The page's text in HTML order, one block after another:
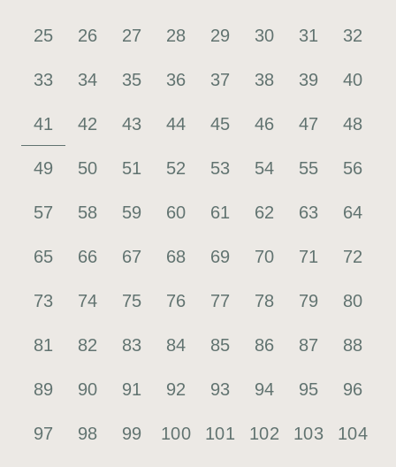
25 26 27 28 29 30 31 32
33 34 35 36 37 38 39 40
41 42 43 44 45 46 47 48
49 50 51 52 53 54 55 56
57 58 59 60 61 62 63 64
65 66 67 68 69 70 71 72
73 74 75 76 77 78 79 80
81 82 83 84 85 86 87 88
89 90 91 92 93 94 95 96
97 98 99 100 101 102 103 104